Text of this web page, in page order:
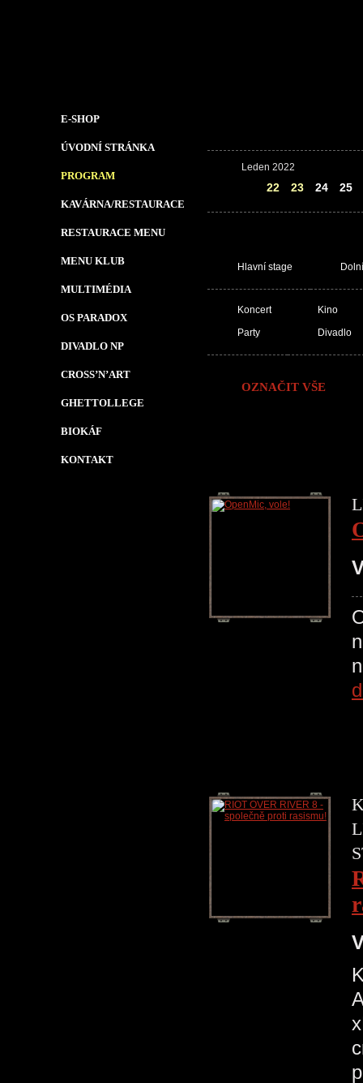
E-SHOP
ÚVODNÍ STRÁNKA
PROGRAM
KAVÁRNA/RESTAURACE
RESTAURACE MENU
MENU KLUB
MULTIMÉDIA
OS PARADOX
DIVADLO NP
CROSS’N’ART
GHETTOLLEGE
BIOKÁF
KONTAKT
Leden 2022
22 23 24 25
Hlavní stage
Koncert
Party
Kino
Divadlo
OZNAČIT VŠE